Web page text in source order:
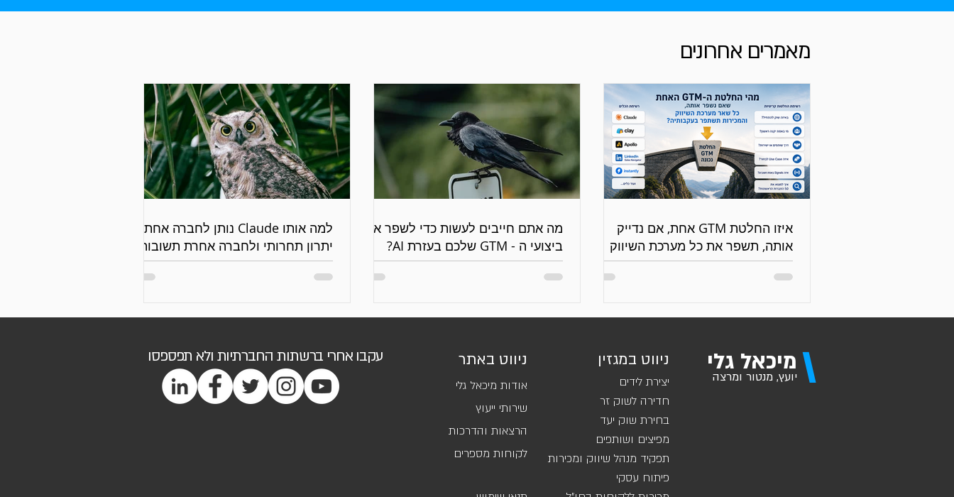
מאמרים אחרונים
איזו החלטת GTM אחת, אם נדייק
אותה, תשפר את כל מערכת השיווק
והמכירות?
מה אתם חייבים לעשות כדי לשפר את
ביצועי ה - GTM שלכם בעזרת AI?
למה אותו Claude נותן לחברה אחת
יתרון תחרותי ולחברה אחרת תשובות
גנריות?
עקבו אחרי ברשתות החברתיות ולא תפספסו ניווט באתר
אודות מיכאל גלי
שירותי ייעוץ
הרצאות והדרכות
לקוחות מספרים
ניווט במגזין
יצירת לידים
חדירה לשוק זר
בחירת שוק יעד
מפיצים ושותפים
תפקיד מנהל שיווק ומכירות
פיתוח עסקי
מיכאל גלי
יועץ, מנטור ומרצה \